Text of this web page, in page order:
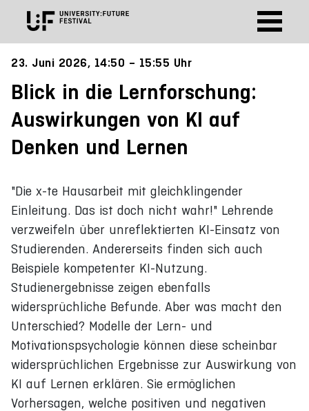
23. Juni 2026, 14:50 – 15:55 Uhr
Blick in die Lernforschung:
Auswirkungen von KI auf
Denken und Lernen
"Die x-te Hausarbeit mit gleichklingender
Einleitung. Das ist doch nicht wahr!" Lehrende
verzweifeln über unreflektierten KI-Einsatz von
Studierenden. Andererseits finden sich auch
Beispiele kompetenter KI-Nutzung.
Studienergebnisse zeigen ebenfalls
widersprüchliche Befunde. Aber was macht den
Unterschied? Modelle der Lern- und
Motivationspsychologie können diese scheinbar
widersprüchlichen Ergebnisse zur Auswirkung von
KI auf Lernen erklären. Sie ermöglichen
Vorhersagen, welche positiven und negativen